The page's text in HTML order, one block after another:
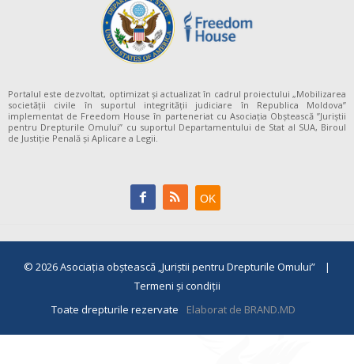
Portalul este dezvoltat, optimizat și actualizat în cadrul proiectului „Mobilizarea
societății civile în suportul integrității judiciare în Republica Moldova”
implementat de Freedom House în parteneriat cu Asociația Obștească ”Juriștii
pentru Drepturile Omului” cu suportul Departamentului de Stat al SUA, Biroul
de Justiție Penală și Aplicare a Legii.
© 2026Asociaţia obştească „Juriştii pentru Drepturile Omului” |
Termeni și condiții
Toate drepturile rezervate
Elaborat de BRAND.MD